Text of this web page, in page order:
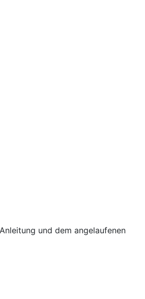
und dem angelaufenen